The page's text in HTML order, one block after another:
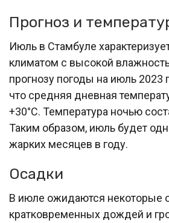
Прогноз и
Июль в Стамбуле
климатом с высокой
прогнозу погоды на июль 2023
что средняя дневная
+30°C. Температура ночью
Таким образом, июль будет
жарких месяцев в году.
Осадки
В июле ожидаются некоторые
кратковременных дождей и